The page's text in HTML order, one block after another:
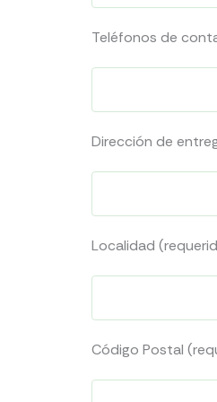
Teléfonos de
Dirección de
Localidad
Código Postal